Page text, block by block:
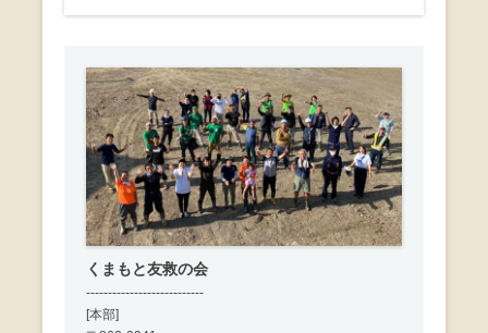
くまもと友救の会
---------------------------
[本部]